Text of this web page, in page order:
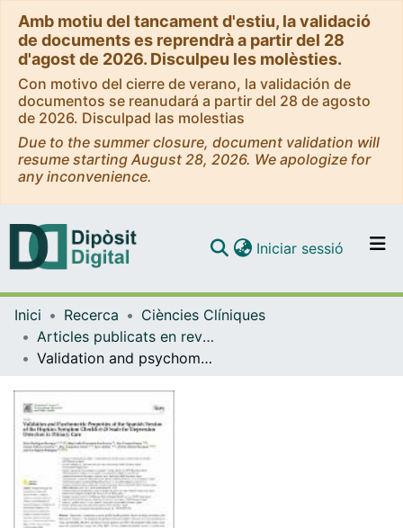
Amb motiu del tancament d'estiu, la validació
de documents es reprendrà a partir del 28
d'agost de 2026. Disculpeu les molèsties.
Con motivo del cierre de verano, la validación de
documentos se reanudará a partir del 28 de agosto
de 2026. Disculpad las molestias
Due to the summer closure, document validation will
resume starting August 28, 2026. We apologize for
any inconvenience.
Navega per tot el DD
Iniciar sessió (current)
Inici Recerca
Ciències Clíniques
Articles publicats en revistes (Ciències Clíniques)
Validation and psychometric properties of the Spanish version of the Hopkins symptom checklist-25 scale for depression detection in primary care